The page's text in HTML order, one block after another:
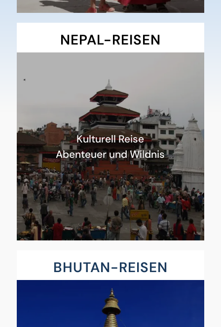
NEPAL-REISEN
Kulturell Reise
Abenteuer und Wildnis
BHUTAN-REISEN